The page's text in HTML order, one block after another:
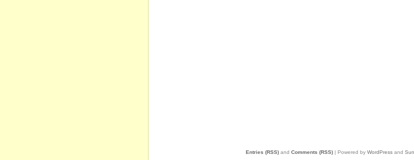
Entries (RSS) and Comments (RSS) | Powered by WordPress and